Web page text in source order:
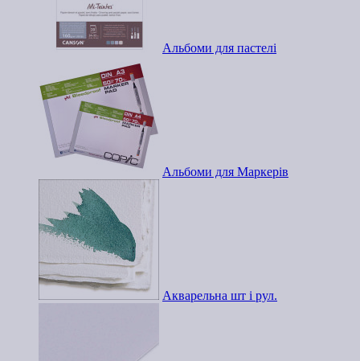
Альбоми для пастелі
Альбоми для Маркерів
Акварельна шт і рул.